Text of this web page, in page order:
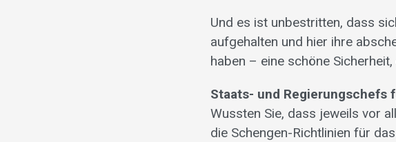
Und es ist unbestritten, dass
aufgehalten und hier ihre
haben – eine schöne
Staats- und
Wussten Sie, dass jeweils vor
die Schengen-Richtlinien für